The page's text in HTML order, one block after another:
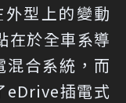
型上的變動
在於全車系導
合系統，而
eDrive插電式